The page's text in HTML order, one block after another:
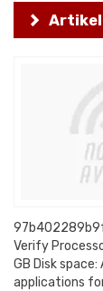
Artikel
Verify
GB Disk
applications